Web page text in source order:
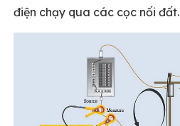
điện chạy qua các cọc nối đất.